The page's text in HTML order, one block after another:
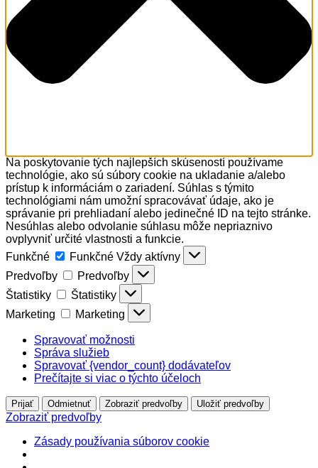
Na poskytovanie tých najlepších skúseností používame
technológie, ako sú súbory cookie na ukladanie a/alebo
prístup k informáciám o zariadení. Súhlas s týmito
technológiami nám umožní spracovávať údaje, ako je
správanie pri prehliadaní alebo jedinečné ID na tejto stránke.
Nesúhlas alebo odvolanie súhlasu môže nepriaznivo
ovplyvniť určité vlastnosti a funkcie.
Funkčné
Funkčné Vždy aktívny
Predvoľby
Predvoľby
Štatistiky
Štatistiky
Marketing
Marketing
Spravovať možnosti
Správa služieb
Spravovať {vendor_count} dodávateľov
Prečítajte si viac o týchto účeloch
Prijať Odmietnuť Zobraziť predvoľby Uložiť predvoľby
Zobraziť predvoľby
Zásady používania súborov cookie